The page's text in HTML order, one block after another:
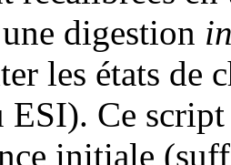
digestion
les états de
Ce script
initiale